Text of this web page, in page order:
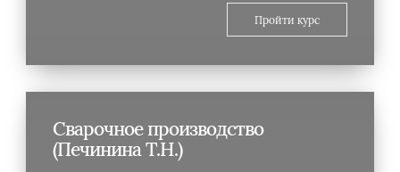
Пройти курс
Сварочное производство
(Печинина Т.Н.)